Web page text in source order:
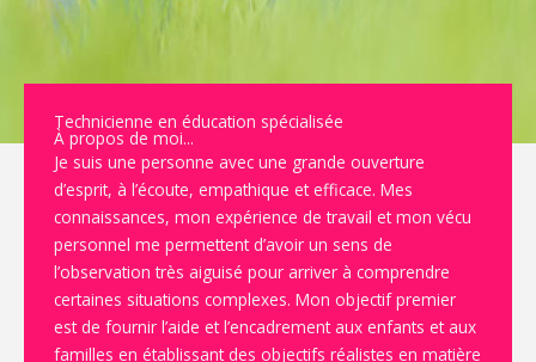
Technicienne en éducation spécialisée
À propos de moi...
Je suis une personne avec une grande ouverture
d’esprit, à l’écoute, empathique et efficace. Mes
connaissances, mon expérience de travail et mon vécu
personnel me permettent d’avoir un sens de
l’observation très aiguisé pour arriver à comprendre
certaines situations complexes. Mon objectif premier
est de fournir l’aide et l’encadrement aux enfants et aux
familles en établissant des objectifs réalistes en matière